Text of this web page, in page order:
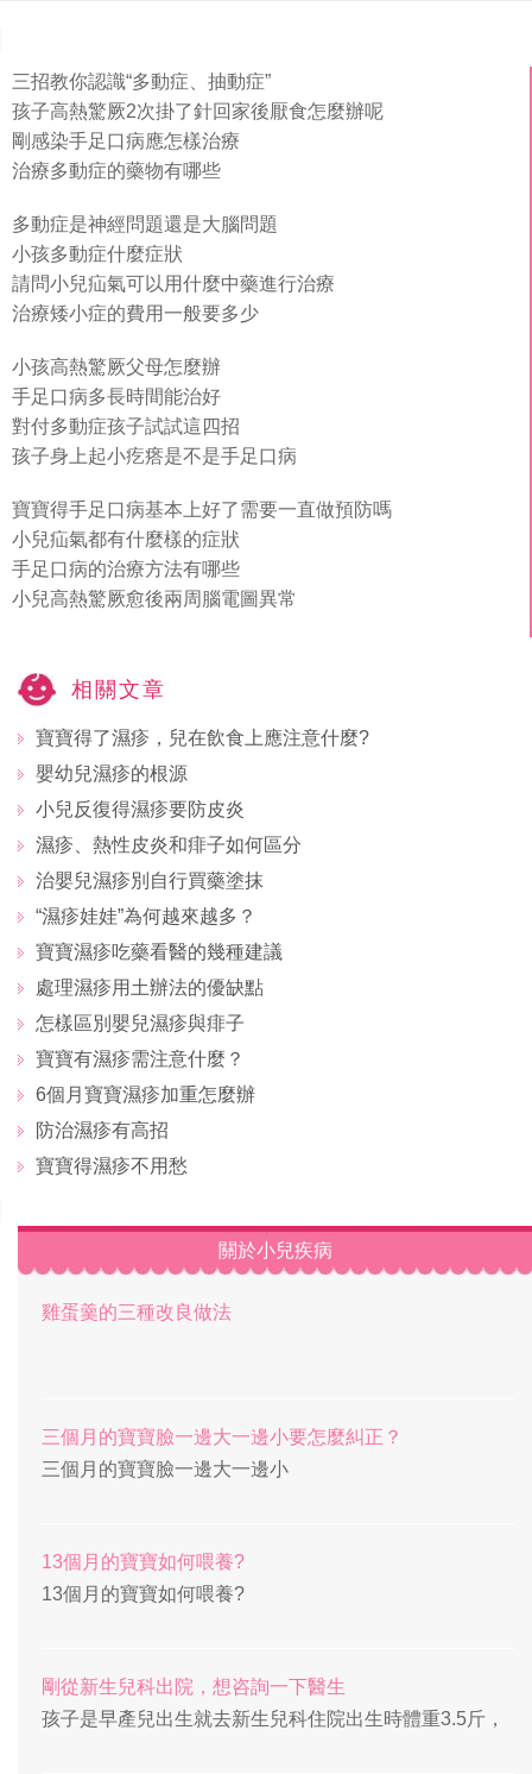
三招教你認識“多動症、抽動症”
孩子高熱驚厥2次掛了針回家後厭食怎麼辦呢
剛感染手足口病應怎樣治療
治療多動症的藥物有哪些
多動症是神經問題還是大腦問題
小孩多動症什麼症狀
請問小兒疝氣可以用什麼中藥進行治療
治療矮小症的費用一般要多少
小孩高熱驚厥父母怎麼辦
手足口病多長時間能治好
對付多動症孩子試試這四招
孩子身上起小疙瘩是不是手足口病
寶寶得手足口病基本上好了需要一直做預防嗎
小兒疝氣都有什麼樣的症狀
手足口病的治療方法有哪些
小兒高熱驚厥愈後兩周腦電圖異常
相關文章
寶寶得了濕疹，兒在飲食上應注意什麼?
嬰幼兒濕疹的根源
小兒反復得濕疹要防皮炎
濕疹、熱性皮炎和痱子如何區分
治嬰兒濕疹別自行買藥塗抹
“濕疹娃娃”為何越來越多？
寶寶濕疹吃藥看醫的幾種建議
處理濕疹用土辦法的優缺點
怎樣區別嬰兒濕疹與痱子
寶寶有濕疹需注意什麼？
6個月寶寶濕疹加重怎麼辦
防治濕疹有高招
寶寶得濕疹不用愁
關於小兒疾病
雞蛋羹的三種改良做法
三個月的寶寶臉一邊大一邊小要怎麼糾正？
三個月的寶寶臉一邊大一邊小
13個月的寶寶如何喂養?
13個月的寶寶如何喂養?
剛從新生兒科出院，想咨詢一下醫生
孩子是早產兒出生就去新生兒科住院出生時體重3.5斤，